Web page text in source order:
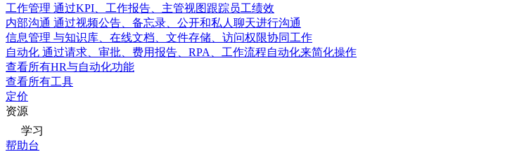
工作管理 通过KPI、工作报告、主管视图跟踪员工绩效
内部沟通 通过视频公告、备忘录、公开和私人聊天进行沟通
信息管理 与知识库、在线文档、文件存储、访问权限协同工作
自动化 通过请求、审批、费用报告、RPA、工作流程自动化来简化操作
查看所有HR与自动化功能
查看所有工具
定价
资源
学习
帮助台